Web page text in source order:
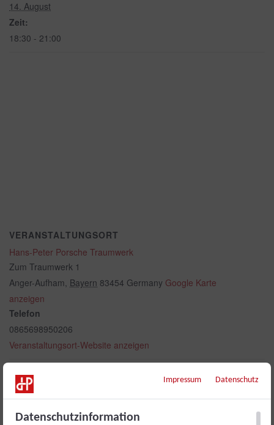
14. August
Zeit:
18:30 - 21:00
VERANSTALTUNGSORT
Hans-Peter Porsche Traumwerk
Zum Traumwerk 1
Anger-Aufham, Bayern 83454 Germany Google Karte
anzeigen
Telefon
0865698950206
Veranstaltungsort-Website anzeigen
Sommerabend am Feuer
Impressum Datenschutz
Datenschutzinformation